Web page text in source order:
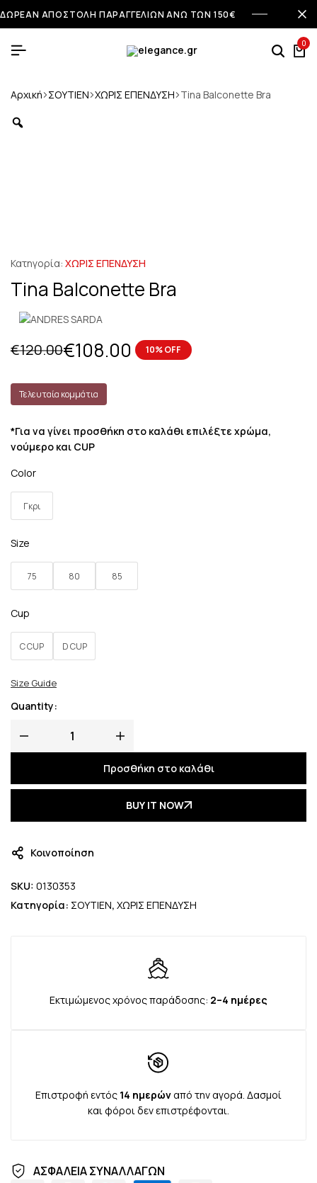
ΔΩΡΕΑΝ ΑΠΟΣΤΟΛΗ ΠΑΡΑΓΓΕΛΙΩΝ ΑΝΩ ΤΩΝ 150€
0
Αρχική ΣΟΥΤΙΕΝ ΧΩΡΙΣ ΕΠΕΝΔΥΣΗ Tina Balconette Bra
Κατηγορία: ΧΩΡΙΣ ΕΠΕΝΔΥΣΗ
Tina Balconette Bra
€120.00€108.00 10% OFF
Τελευταία κομμάτια
*Για να γίνει προσθήκη στο καλάθι επιλέξτε χρώμα,
νούμερο και CUP
Color
Γκρι
Size
75 80 85
Cup
C CUP D CUP
Size Guide
Quantity:
Προσθήκη στο καλάθι
BUY IT NOW
Κοινοποίηση
SKU: 0130353
Κατηγορία: ΣΟΥΤΙΕΝ, ΧΩΡΙΣ ΕΠΕΝΔΥΣΗ
Εκτιμώμενος χρόνος παράδοσης: 2–4 ημέρες
Επιστροφή εντός 14 ημερώναπό την αγορά. Δασμοί
και φόροι δεν επιστρέφονται.
ΑΣΦΑΛΕΙΑ ΣΥΝΑΛΛΑΓΩΝ